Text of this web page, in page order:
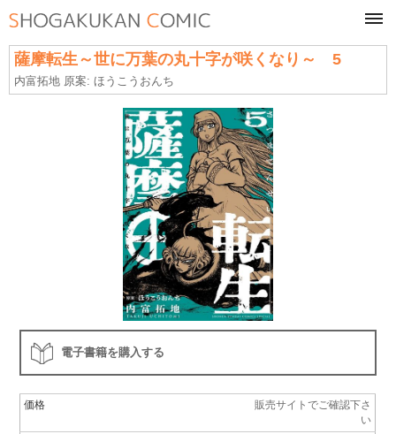
薩摩転生～世に万葉の丸十字が咲くなり～ 5
内富拓地 原案: ほうこうおんち
電子書籍を購入する
価格
販売サイトでご確認下さ
い